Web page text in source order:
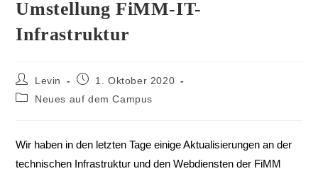
Umstellung FiMM-IT-
Infrastruktur
Levin
1. Oktober 2020
Neues auf dem Campus
Wir haben in den letzten Tage einige Aktualisierungen an der
technischen Infrastruktur und den Webdiensten der FiMM